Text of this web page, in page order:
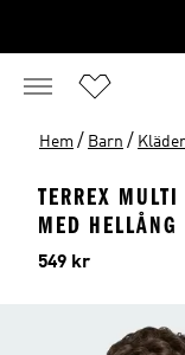
Hem / Barn / Kläder
TERREX
MED
Pris
549 kr